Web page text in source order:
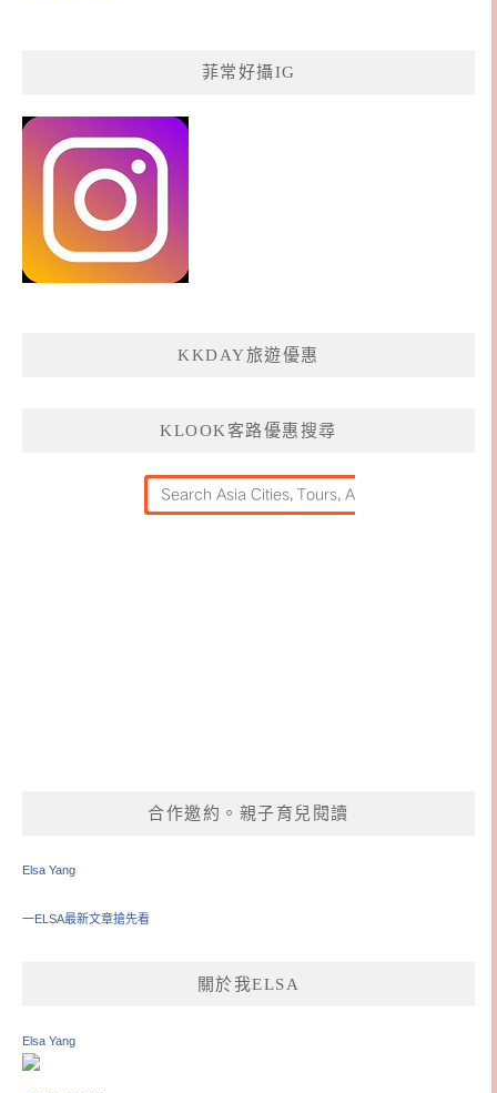
菲常好攝IG
KKDAY旅遊優惠
KLOOK客路優惠搜尋
合作邀約。親子育兒閱讀
Elsa Yang
一ELSA最新文章搶先看
關於我ELSA
Elsa Yang